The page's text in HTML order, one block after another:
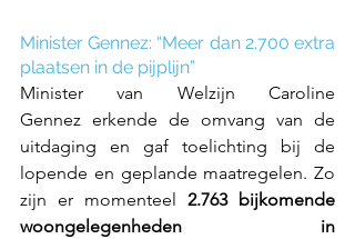
Minister Gennez: “Meer dan 2.700 extra
plaatsen in de pijplijn”
Minister van Welzijn Caroline
Gennez erkende de omvang van de
uitdaging en gaf toelichting bij de
lopende en geplande maatregelen. Zo
zijn er momenteel 2.763 bijkomende
woongelegenheden in